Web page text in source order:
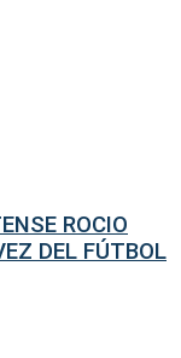
ROCIO
DEL FÚTBOL